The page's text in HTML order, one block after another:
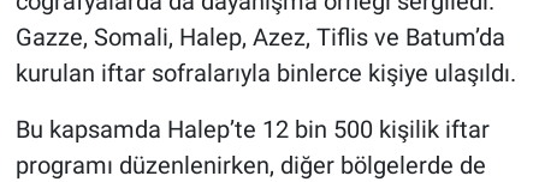
Gazze, Somali, Halep, Azez, Tiflis ve Batum’da
kurulan iftar sofralarıyla binlerce kişiye ulaşıldı.
Bu kapsamda Halep’te 12 bin 500 kişilik iftar
programı düzenlenirken, diğer bölgelerde de